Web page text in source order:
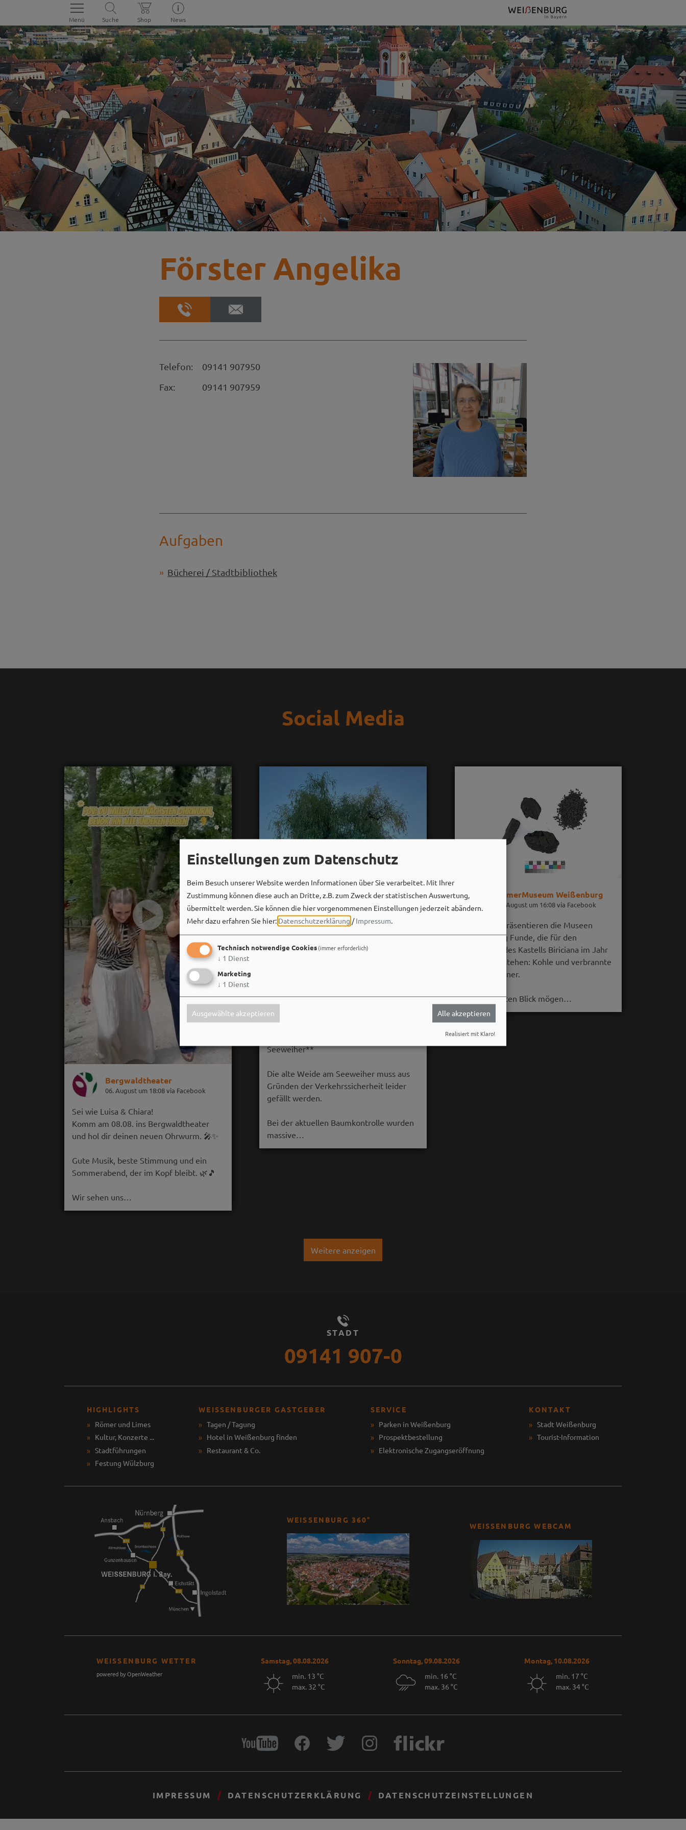
Menü Suche Shop News
Förster Angelika
Telefon:
09141 907950
Fax:
09141 907959
Aufgaben
Bücherei / Stadtbibliothek
Social Media
Bergwaldtheater
06. August um 18:08 via Facebook
Sei wie Luisa & Chiara!
Komm am 08.08. ins Bergwaldtheater
und hol dir deinen neuen Ohrwurm. 🎤✨
Gute Musik, beste Stimmung und ein
Sommerabend, der im Kopf bleibt. 🌿🎵
Wir sehen uns…
Seeweiher**
Die alte Weide am Seeweiher muss aus
Gründen der Verkehrssicherheit leider
gefällt werden.
Bei der aktuellen Baumkontrolle wurden
massive…
RömerMuseum Weißenburg
06. August um 16:08 via Facebook
Im August präsentieren die Museen
Weißenburg Funde, die für den
Untergang des Kastells Biriciana im Jahr
254 n. Chr. stehen: Kohle und verbrannte
Getreidekörner.
Auf den ersten Blick mögen…
Weitere anzeigen
STADT
09141 907-0
HIGHLIGHTS
Römer und Limes
Kultur, Konzerte ...
Stadtführungen
Festung Wülzburg
WEISSENBURGER GASTGEBER
Tagen / Tagung
Hotel in Weißenburg finden
Restaurant & Co.
SERVICE
Parken in Weißenburg
Prospektbestellung
Elektronische Zugangseröffnung
KONTAKT
Stadt Weißenburg
Tourist-Information
WEISSENBURG 360°
WEISSENBURG WEBCAM
WEISSENBURG WETTER
powered by OpenWeather
Samstag, 08.08.2026
min. 13 °C
max. 32 °C
Sonntag, 09.08.2026
min. 16 °C
max. 36 °C
Montag, 10.08.2026
min. 17 °C
max. 34 °C
IMPRESSUM DATENSCHUTZERKLÄRUNG DATENSCHUTZEINSTELLUNGEN
Einstellungen zum Datenschutz
Beim Besuch unserer Website werden Informationen über Sie verarbeitet. Mit Ihrer
Zustimmung können diese auch an Dritte, z.B. zum Zweck der statistischen Auswertung,
übermittelt werden. Sie können die hier vorgenommenen Einstellungen jederzeit abändern.
Mehr dazu erfahren Sie hier: Datenschutzerklärung /Impressum.
Technisch notwendige Cookies(immer erforderlich)
↓ 1 Dienst
Marketing
↓ 1 Dienst
Ausgewählte akzeptieren Alle akzeptieren
Realisiert mit Klaro!